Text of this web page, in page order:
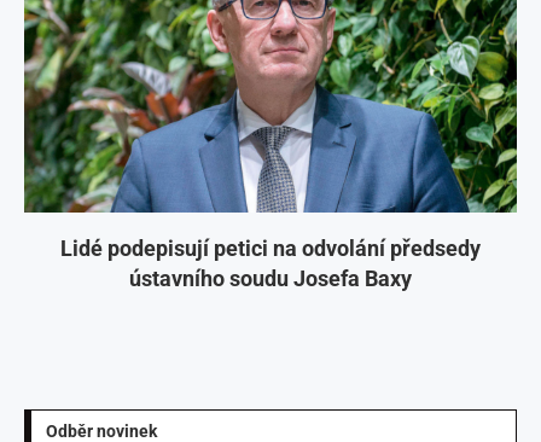
Lidé podepisují petici na odvolání předsedy
ústavního soudu Josefa Baxy
Odběr novinek